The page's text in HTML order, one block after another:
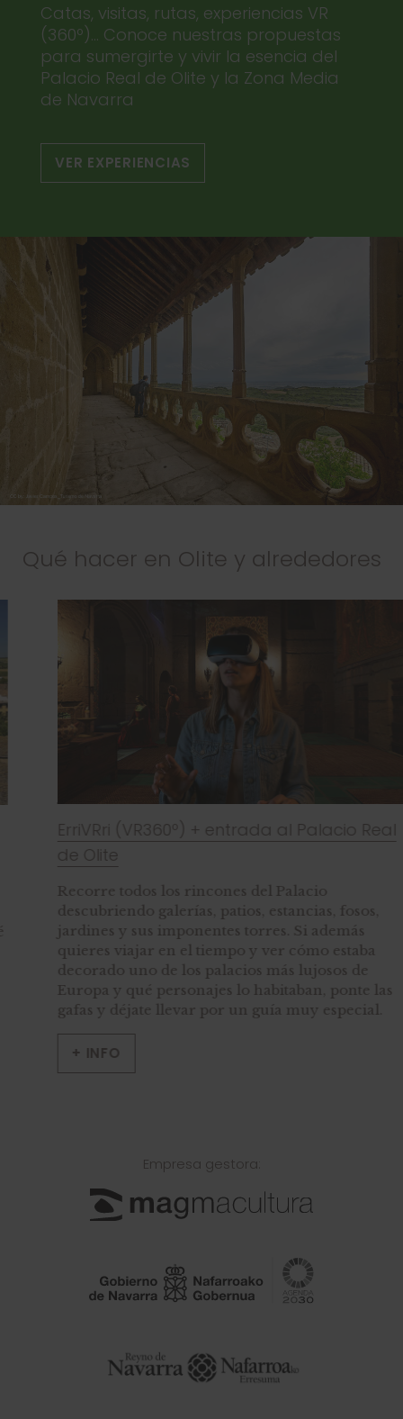
Catas, visitas, rutas, experiencias VR
(360º)... Conoce nuestras propuestas
para sumergirte y vivir la esencia del
Palacio Real de Olite y la Zona Media
de Navarra
VER EXPERIENCIAS
Qué hacer en Olite y alrededores
ErriVRri (VR360º) + entrada al Palacio Real
de Olite
Recorre todos los rincones del Palacio
descubriendo galerías, patios, estancias, fosos,
jardines y sus imponentes torres. Si además
quieres viajar en el tiempo y ver cómo estaba
decorado uno de los palacios más lujosos de
Europa y qué personajes lo habitaban, ponte las
gafas y déjate llevar por un guía muy especial.
+ INFO
Empresa gestora: